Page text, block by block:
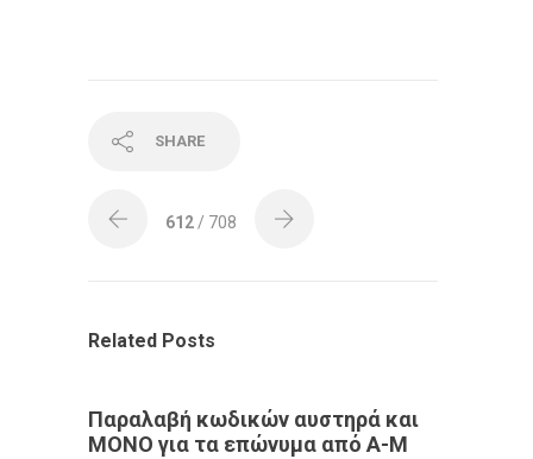
SHARE
612 / 708
Related Posts
Παραλαβή κωδικών αυστηρά και
ΜΟΝΟ για τα επώνυμα από Α-Μ